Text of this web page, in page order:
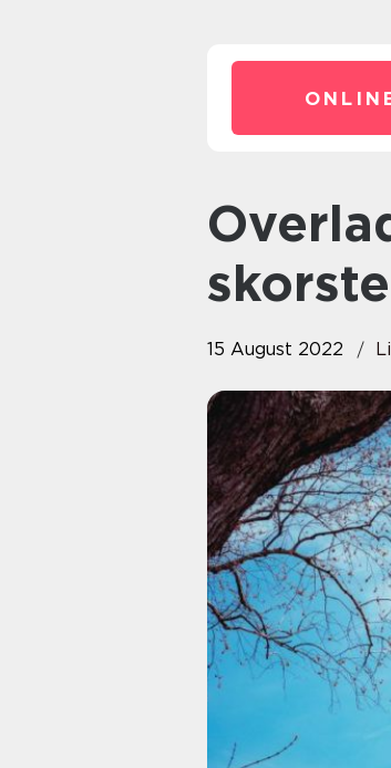
Overlad skorstenen til en
15 August 2022